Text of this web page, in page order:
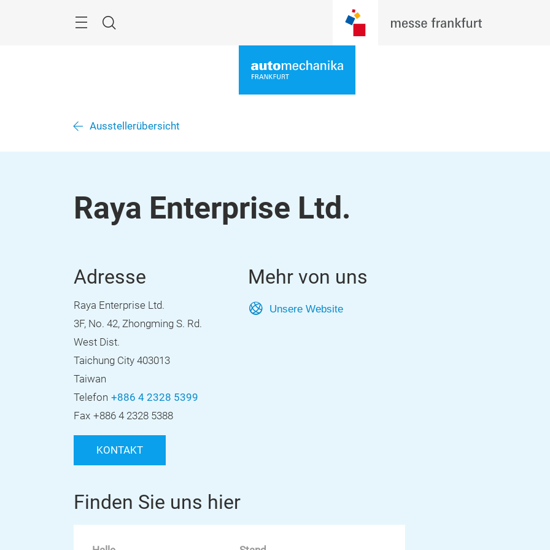
Suche
Ausstellerübersicht
Raya Enterprise Ltd.
Adresse
Raya Enterprise Ltd.
3F, No. 42, Zhongming S. Rd.
West Dist.
Taichung City 403013
Taiwan
Telefon +886 4 2328 5399
Fax +886 4 2328 5388
KONTAKT
Mehr von uns
Unsere Website
Finden Sie uns hier